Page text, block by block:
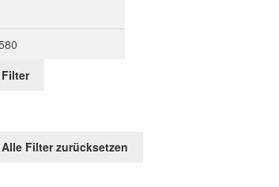
Filter
Alle Filter zurücksetzen